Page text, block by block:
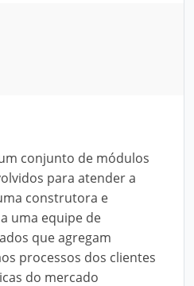
conjunto de módulos
para atender a
construtora e
uma equipe de
que agregam
processos dos clientes
do mercado